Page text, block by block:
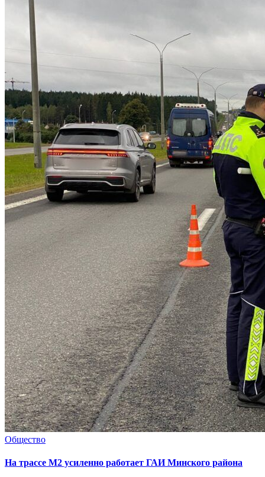
Общество
На трассе М2 усиленно работает ГАИ Минского района